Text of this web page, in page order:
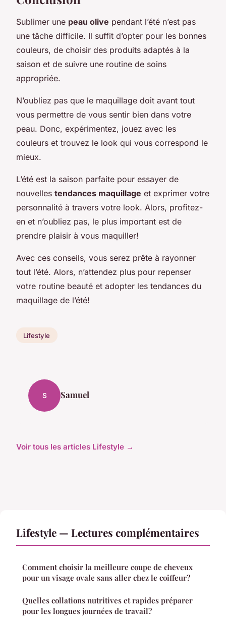
Sublimer une peau olive pendant l’été n’est pas
une tâche difficile. Il suffit d’opter pour les bonnes
couleurs, de choisir des produits adaptés à la
saison et de suivre une routine de soins
appropriée.
N’oubliez pas que le maquillage doit avant tout
vous permettre de vous sentir bien dans votre
peau. Donc, expérimentez, jouez avec les
couleurs et trouvez le look qui vous correspond le
mieux.
L’été est la saison parfaite pour essayer de
nouvelles tendances maquillage et exprimer votre
personnalité à travers votre look. Alors, profitez-
en et n’oubliez pas, le plus important est de
prendre plaisir à vous maquiller!
Avec ces conseils, vous serez prête à rayonner
tout l’été. Alors, n’attendez plus pour repenser
votre routine beauté et adopter les tendances du
maquillage de l’été!
Lifestyle
S Samuel
Voir tous les articles Lifestyle →
Lifestyle — Lectures complémentaires
Comment choisir la meilleure coupe de cheveux
pour un visage ovale sans aller chez le coiffeur?
Quelles collations nutritives et rapides préparer
pour les longues journées de travail?